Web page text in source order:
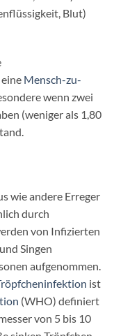
Blut)
Mensch-zu-
wenn zwei
(weniger als 1,80
wie andere Erreger
durch
von Infizierten
Singen
aufgenommen.
ist
(WHO) definiert
von 5 bis 10